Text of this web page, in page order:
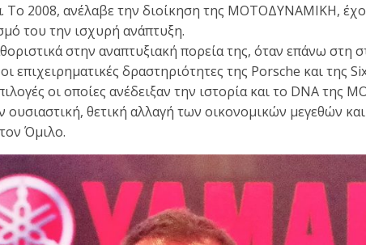
Το 2008, ανέλαβε την διοίκηση της ΜΟΤΟΔΥΝΑΜΙΚΗ,
του την ισχυρή ανάπτυξη.
στην αναπτυξιακή πορεία της, όταν επάνω στη
επιχειρηματικές δραστηριότητες της Porsche και της
οι οποίες ανέδειξαν την ιστορία και το DNA
ουσιαστική, θετική αλλαγή των οικονομικών μεγεθών
Όμιλο.